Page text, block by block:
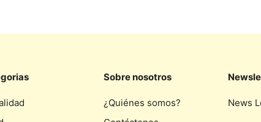
Sobre nosotros
¿Quiénes somos?
News